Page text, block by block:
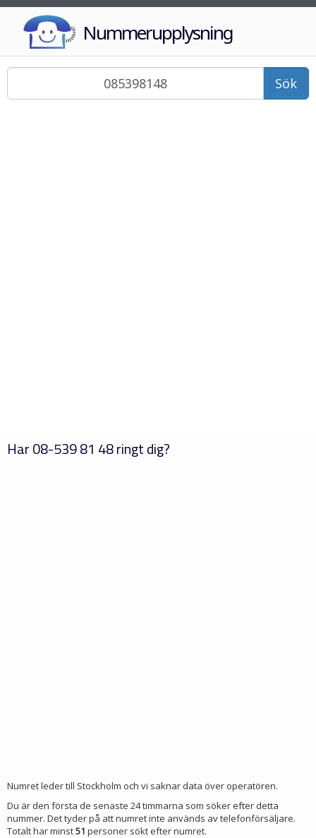
Nummerupplysning
Sök
Har08-539 81 48ringt dig?
Numret leder till Stockholm och vi saknar data över operatören.
Du är den första de senaste 24 timmarna som söker efter detta
nummer. Det tyder på att numret inte används av telefonförsäljare.
Totalt har minst51 personer sökt efter numret.